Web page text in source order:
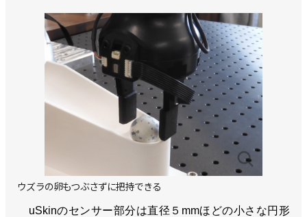
ウズラの卵もつぶさずに把持できる
uSkinのセンサー部分は直径５mmほどの小さな円形